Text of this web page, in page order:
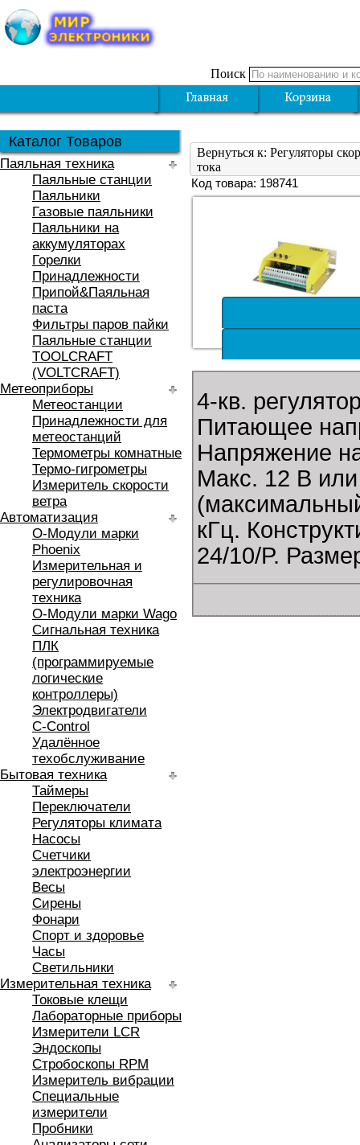
Поиск
Каталог Товаров
Паяльная техника
Паяльные станции
Паяльники
Газовые паяльники
Паяльники на
аккумуляторах
Горелки
Принадлежности
Припой&Паяльная
паста
Фильтры паров пайки
Паяльные станции
TOOLCRAFT
(VOLTCRAFT)
Метеоприборы
Метеостанции
Принадлежности для
метеостанций
Термометры комнатные
Термо-гигрометры
Измеритель скорости
ветра
Автоматизация
O-Модули марки
Phoenix
Измерительная и
регулировочная
техника
O-Модули марки Wago
Сигнальная техника
ПЛК
(программируемые
логические
контроллеры)
Электродвигатели
C-Control
Удалённое
техобслуживание
Бытовая техника
Таймеры
Переключатели
Регуляторы климата
Насосы
Счетчики
электроэнергии
Весы
Сирены
Фонари
Спорт и здоровье
Часы
Светильники
Измерительная техника
Токовые клещи
Лабораторные приборы
Измерители LCR
Эндоскопы
Стробоскопы RPM
Измеритель вибрации
Специальные
измерители
Пробники
Вернуться к: Регуляторы
тока
Код товара: 198741
4-кв.
Питающее
Напряжение
Макс. 12 В или
кГц.
24/10/P.